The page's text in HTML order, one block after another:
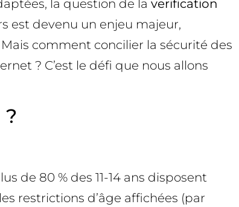
la question de la verification
est devenu un enjeu majeur,
comment concilier la sécurité des
? C’est le défi que nous allons
de 80 % des 11-14 ans disposent
restrictions d’âge affichées (par